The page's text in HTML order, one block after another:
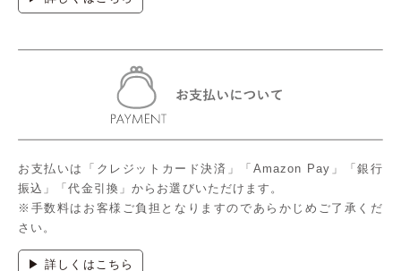
お支払いは「クレジットカード決済」「Amazon Pay」「銀行
振込」「代金引換」からお選びいただけます。
※手数料はお客様ご負担となりますのであらかじめご了承くだ
さい。
▶ 詳しくはこちら